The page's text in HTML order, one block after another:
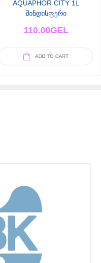
AQUAPHOR CITY 1L
შინდისფერი
110.00GEL
ADD TO CART